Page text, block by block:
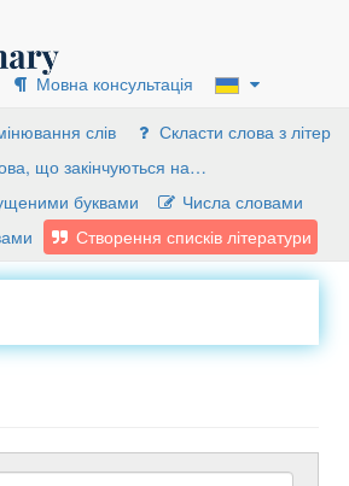
Мовна консультація
слів
Скласти слова з літер
що закінчуються на…
буквами
Числа словами
Створення списків літератури